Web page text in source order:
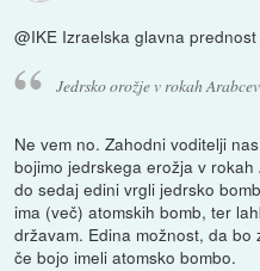
@IKE Izraelska glavna
Jedrsko orožje v rokah
Ne vem no. Zahodni voditelji
bojimo jedrskega erožja v
do sedaj edini vrgli jedrsko
ima (več) atomskih bomb, ter
državam. Edina možnost, da
če bojo imeli atomsko bombo.